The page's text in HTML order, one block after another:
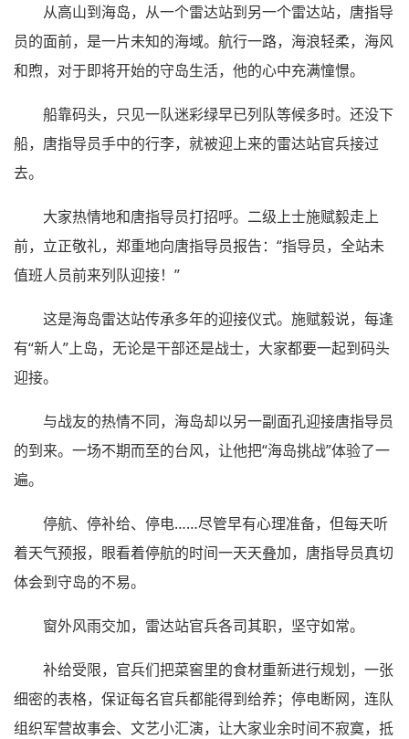
从高山到海岛，从一个雷达站到另一个雷达站，唐指导
员的面前，是一片未知的海域。航行一路，海浪轻柔，海风
和煦，对于即将开始的守岛生活，他的心中充满憧憬。
船靠码头，只见一队迷彩绿早已列队等候多时。还没下
船，唐指导员手中的行李，就被迎上来的雷达站官兵接过
去。
大家热情地和唐指导员打招呼。二级上士施赋毅走上
前，立正敬礼，郑重地向唐指导员报告：“指导员，全站未
值班人员前来列队迎接！”
这是海岛雷达站传承多年的迎接仪式。施赋毅说，每逢
有“新人”上岛，无论是干部还是战士，大家都要一起到码头
迎接。
与战友的热情不同，海岛却以另一副面孔迎接唐指导员
的到来。一场不期而至的台风，让他把“海岛挑战”体验了一
遍。
停航、停补给、停电……尽管早有心理准备，但每天听
着天气预报，眼看着停航的时间一天天叠加，唐指导员真切
体会到守岛的不易。
窗外风雨交加，雷达站官兵各司其职，坚守如常。
补给受限，官兵们把菜窖里的食材重新进行规划，一张
细密的表格，保证每名官兵都能得到给养；停电断网，连队
组织军营故事会、文艺小汇演，让大家业余时间不寂寞，抵